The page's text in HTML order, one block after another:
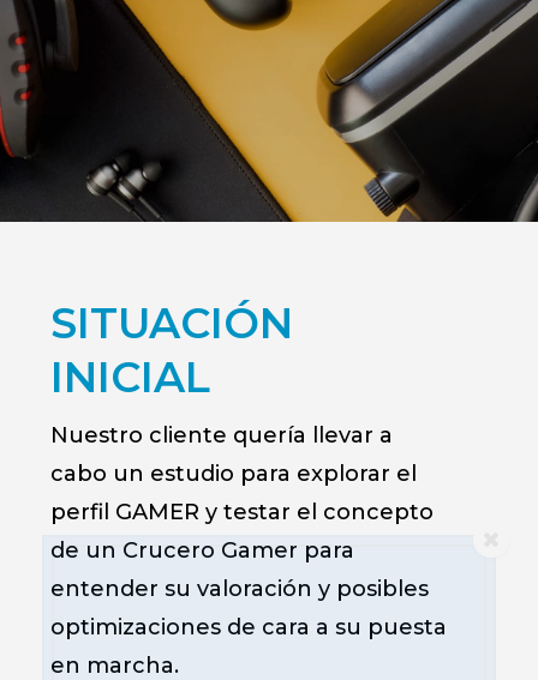
SITUACIÓN
INICIAL
Nuestro cliente quería llevar a
cabo un estudio para explorar el
perfil GAMER y testar el concepto
de un Crucero Gamer para
entender su valoración y posibles
optimizaciones de cara a su puesta
en marcha.